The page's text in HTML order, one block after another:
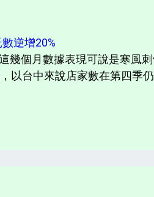
逆增20%
幾個月數據表現可說是寒風
以台中來說店家數在第四季